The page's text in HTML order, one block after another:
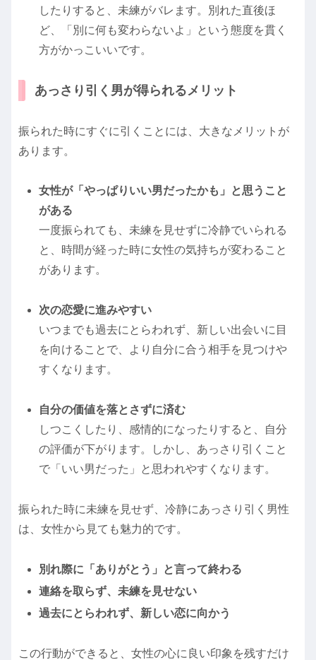
したりすると、未練がバレます。別れた直後ほ
ど、「別に何も変わらないよ」という態度を貫く
方がかっこいいです。
あっさり引く男が得られるメリット
振られた時にすぐに引くことには、大きなメリットが
あります。
女性が「やっぱりいい男だったかも」と思うこと
がある
一度振られても、未練を見せずに冷静でいられる
と、時間が経った時に女性の気持ちが変わること
があります。
次の恋愛に進みやすい
いつまでも過去にとらわれず、新しい出会いに目
を向けることで、より自分に合う相手を見つけや
すくなります。
自分の価値を落とさずに済む
しつこくしたり、感情的になったりすると、自分
の評価が下がります。しかし、あっさり引くこと
で「いい男だった」と思われやすくなります。
振られた時に未練を見せず、冷静にあっさり引く男性
は、女性から見ても魅力的です。
別れ際に「ありがとう」と言って終わる
連絡を取らず、未練を見せない
過去にとらわれず、新しい恋に向かう
この行動ができると、女性の心に良い印象を残すだけ